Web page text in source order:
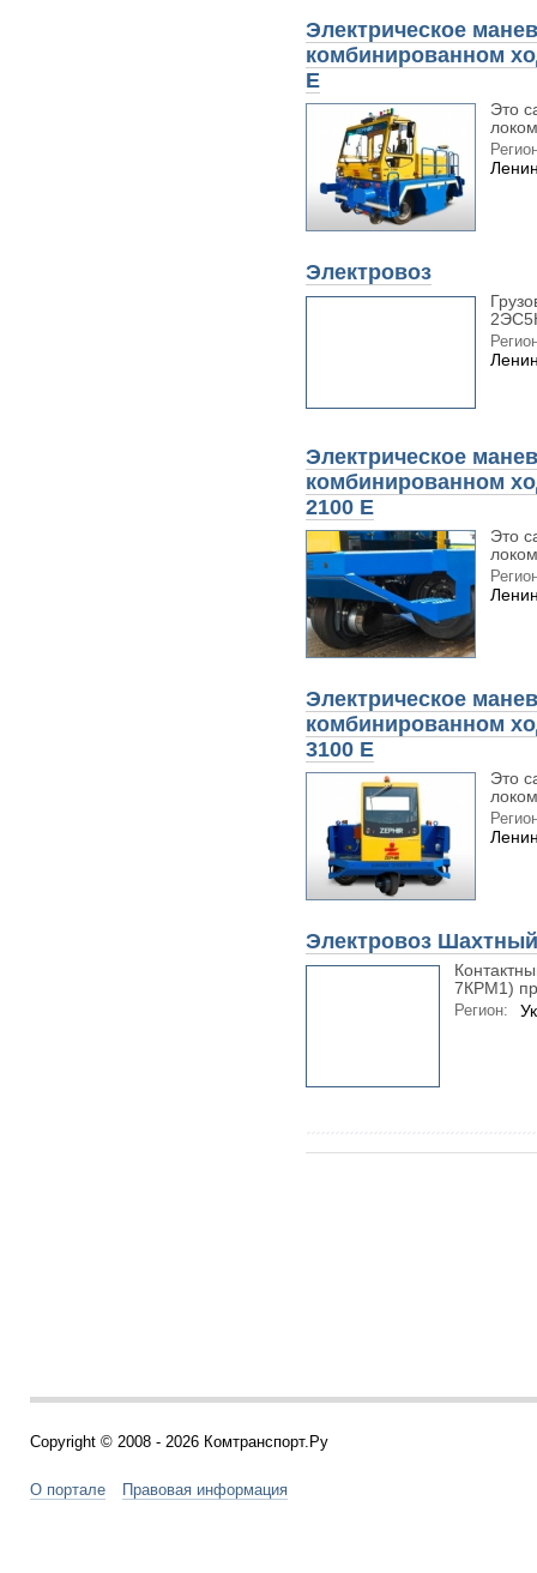
Электрическое
комбинированном
E
Это
Электровоз
Электрическое
комбинированном
2100 E
Это
Электрическое
комбинированном
3100 E
Это
Электровоз Шахтный
7КРМ1)
Регион:
Copyright © 2008 - 2026 Комтранспорт.Ру
О портале Правовая информация